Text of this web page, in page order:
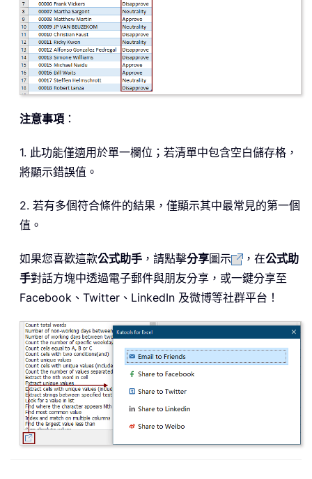
注意事項 ：
1. 此功能僅適用於單一欄位；若清單中包含空白儲存格，
將顯示錯誤值。
2. 若有多個符合條件的結果，僅顯示其中最常見的第一個
值。
如果您喜歡這款公式助手 ，請點擊分享圖示 ，在公式助
手對話方塊中透過電子郵件與朋友分享，或一鍵分享至
Facebook、Twitter、LinkedIn 及微博等社群平台！